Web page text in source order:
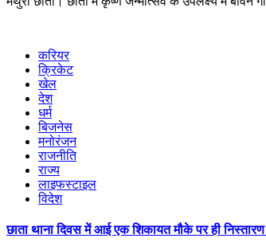
करियर
क्रिकेट
खेल
देश
धर्म
बिजनेस
मनोरंजन
राजनीति
राज्य
लाइफस्टाइल
विदेश
छाता थाना दिवस में आई एक शिकायत मौके पर ही